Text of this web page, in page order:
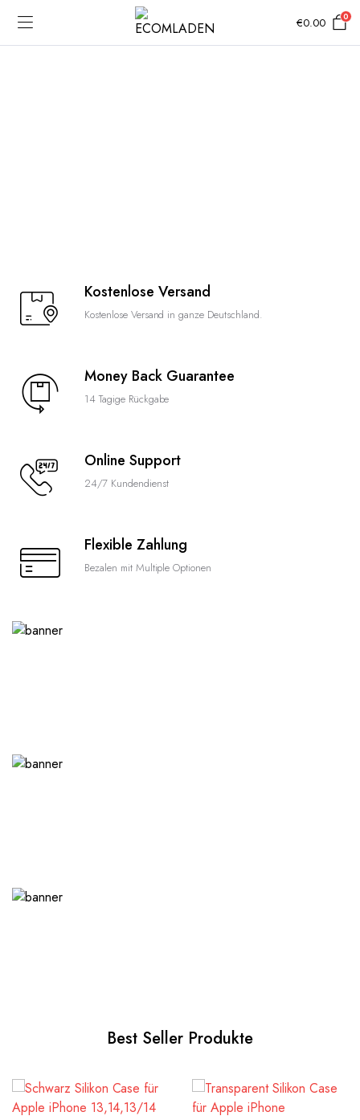
€0.00 0
Kostenlose Versand
Kostenlose Versand in ganze Deutschland.
Money Back Guarantee
14 Tagige Rückgabe
Online Support
24/7 Kundendienst
Flexible Zahlung
Bezalen mit Multiple Optionen
Best Seller Produkte